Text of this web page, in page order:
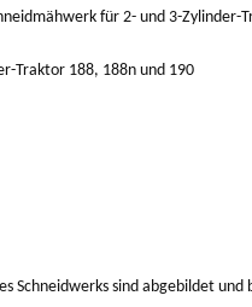
für 2- und 3-Zylinder-
Traktor 188, 188n und 190
Schneidwerks sind abgebildet und